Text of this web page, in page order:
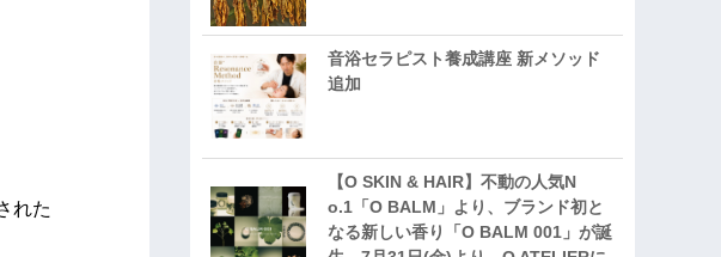
れた
音浴セラピスト養成講座 新メソッド
追加
【O SKIN & HAIR】不動の人気N
o.1「O BALM」より、ブランド初と
なる新しい香り「O BALM 001」が誕